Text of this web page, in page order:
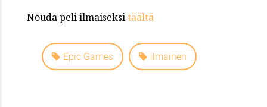
Nouda peli ilmaiseksitäältä
Epic Games ilmainen